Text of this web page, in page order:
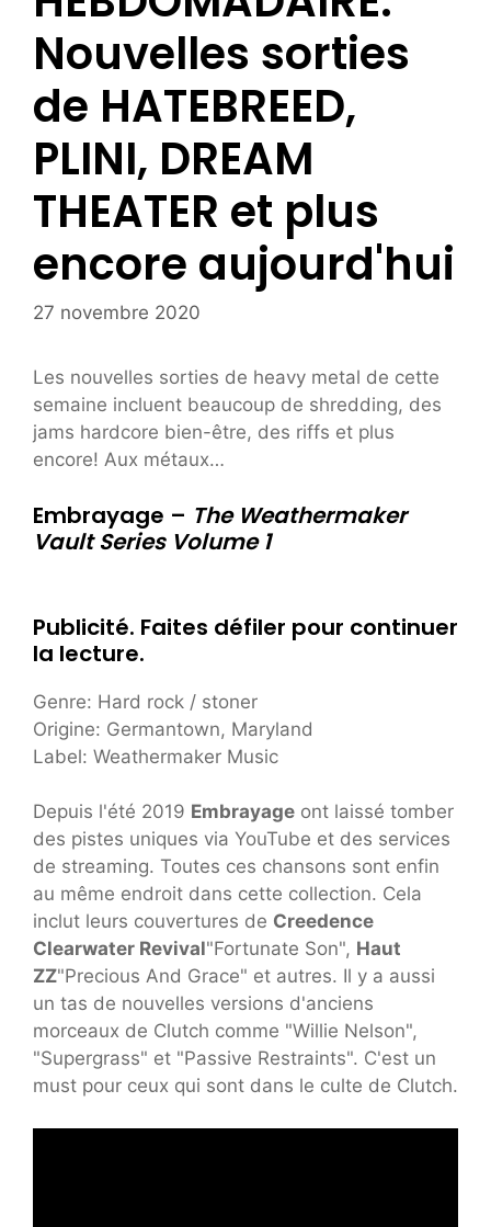
Nouvelles sorties
de HATEBREED,
PLINI, DREAM
THEATER et plus
encore aujourd'hui
27 novembre 2020
Les nouvelles sorties de heavy metal de cette
semaine incluent beaucoup de shredding, des
jams hardcore bien-être, des riffs et plus
encore! Aux métaux…
Embrayage – The Weathermaker
Vault Series Volume 1
Publicité. Faites défiler pour continuer
la lecture.
Genre: Hard rock / stoner
Origine: Germantown, Maryland
Label: Weathermaker Music
Depuis l'été 2019 Embrayage ont laissé tomber
des pistes uniques via YouTube et des services
de streaming. Toutes ces chansons sont enfin
au même endroit dans cette collection. Cela
inclut leurs couvertures de Creedence
Clearwater Revival"Fortunate Son", Haut
ZZ"Precious And Grace" et autres. Il y a aussi
un tas de nouvelles versions d'anciens
morceaux de Clutch comme "Willie Nelson",
"Supergrass" et "Passive Restraints". C'est un
must pour ceux qui sont dans le culte de Clutch.